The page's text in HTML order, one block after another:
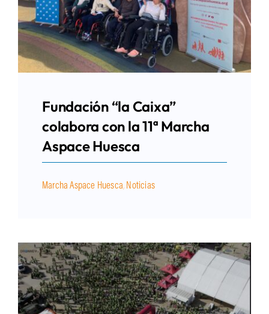
Fundación “la Caixa”
colabora con la 11ª Marcha
Aspace Huesca
Marcha Aspace Huesca, Noticias